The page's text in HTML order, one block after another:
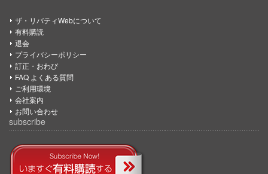
ザ・リバティWebについて
有料購読
退会
プライバシーポリシー
訂正・おわび
FAQ よくある質問
ご利用環境
会社案内
お問い合わせ
subscribe